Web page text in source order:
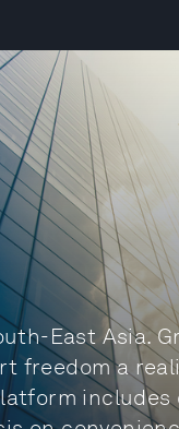
East Asia.
freedom a